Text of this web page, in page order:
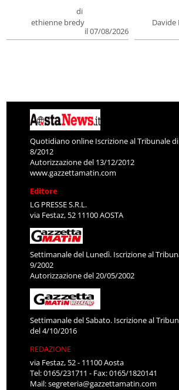
di
ethienne bredy
il 07/08/2026
Davide
Quotidiano online Iscrizione al Tribunale
8/2012
Autorizzazione del 13/12/2012
www.gazzettamatin.com
Editore
LG PRESSE S.R.L.
via Festaz, 52 11100 AOSTA
Settimanale del Lunedì. Iscrizione al
9/2002
Autorizzazione del 20/05/2002
Settimanale del Sabato. Iscrizione al
del 4/10/2016
REDAZIONE
via Festaz, 52 - 11100 Aosta
Tel: 0165/231711 - Fax: 0165/1820141
Mail:segreteria@gazzettamatin.com